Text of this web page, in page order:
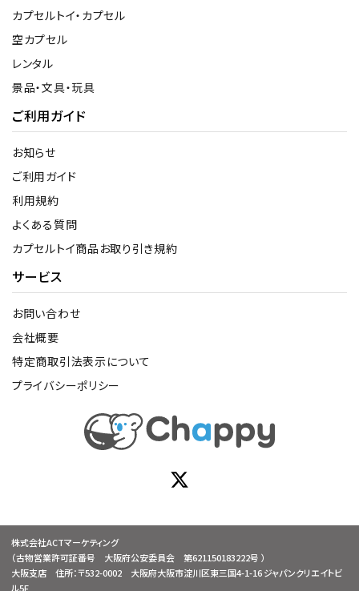
カプセルトイ・カプセル
空カプセル
レンタル
景品・文具・玩具
ご利用ガイド
お知らせ
ご利用ガイド
利用規約
よくある質問
カプセルトイ商品お取り引き規約
サービス
お問い合わせ
会社概要
特定商取引法表示について
プライバシーポリシー
株式会社ACTマーケティング
（古物営業許可証番号 大阪府公安委員会 第621150183222号 ）
大阪支店 住所：〒532-0002 大阪府大阪市淀川区東三国4-1-16 ジャパンクリエイトビ
ル5F